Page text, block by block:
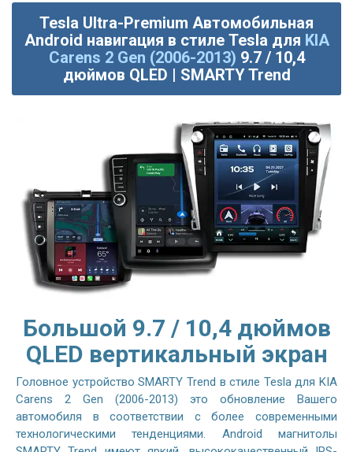
Tesla Ultra-Premium Автомобильная
Android навигация в стиле Tesla для KIA
Carens 2 Gen (2006-2013) 9.7 / 10,4
дюймов QLED | SMARTY Trend
Большой 9.7 / 10,4 дюймов
QLED вертикальный экран
Головное устройство SMARTY Trend в стиле Tesla для KIA
Carens 2 Gen (2006-2013) это обновление Вашего
автомобиля в соответствии с более современными
технологическими тенденциями. Android магнитолы